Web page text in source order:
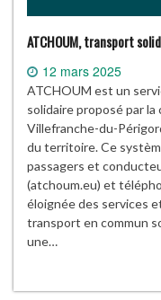
ATCHOUM, transport
12 mars 2025
ATCHOUM est un
solidaire proposé par
Villefranche-du-
du territoire. Ce
passagers et
(atchoum.eu) et
éloignée des services
transport en commun
une…